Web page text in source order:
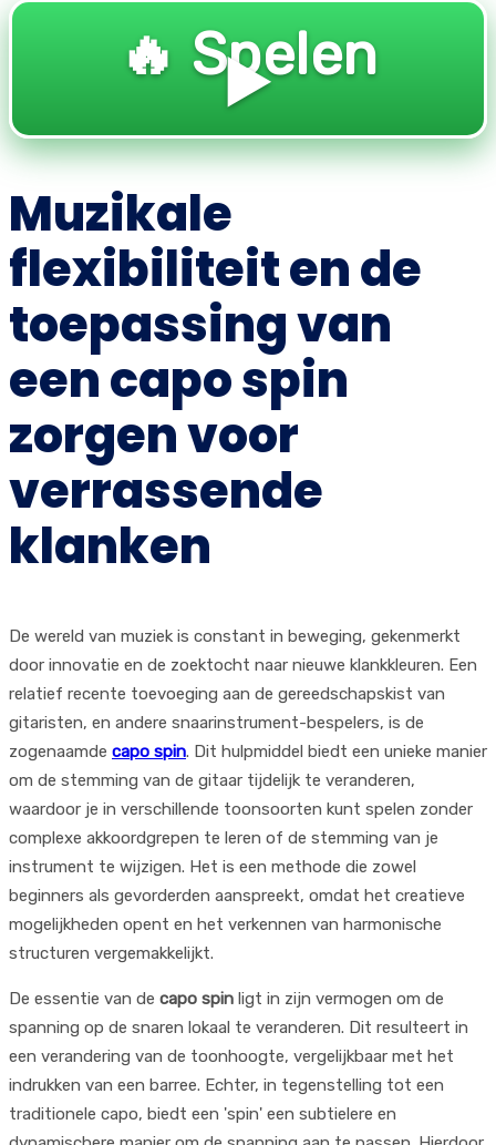
🔥 Spelen
▶️
Muzikale
flexibiliteit en de
toepassing van
een capo spin
zorgen voor
verrassende
klanken
De wereld van muziek is constant in beweging, gekenmerkt
door innovatie en de zoektocht naar nieuwe klankkleuren. Een
relatief recente toevoeging aan de gereedschapskist van
gitaristen, en andere snaarinstrument-bespelers, is de
zogenaamde capo spin. Dit hulpmiddel biedt een unieke manier
om de stemming van de gitaar tijdelijk te veranderen,
waardoor je in verschillende toonsoorten kunt spelen zonder
complexe akkoordgrepen te leren of de stemming van je
instrument te wijzigen. Het is een methode die zowel
beginners als gevorderden aanspreekt, omdat het creatieve
mogelijkheden opent en het verkennen van harmonische
structuren vergemakkelijkt.
De essentie van de capo spin ligt in zijn vermogen om de
spanning op de snaren lokaal te veranderen. Dit resulteert in
een verandering van de toonhoogte, vergelijkbaar met het
indrukken van een barree. Echter, in tegenstelling tot een
traditionele capo, biedt een 'spin' een subtielere en